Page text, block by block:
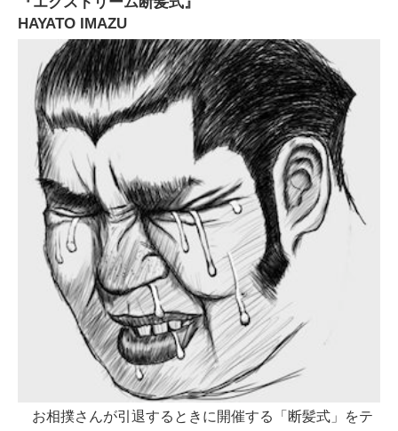
HAYATO IMAZU
お相撲さんが引退するときに開催する「断髪式」をテ